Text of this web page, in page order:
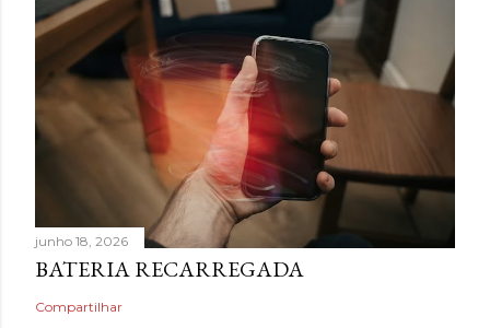
junho 18, 2026
BATERIA RECARREGADA
Compartilhar